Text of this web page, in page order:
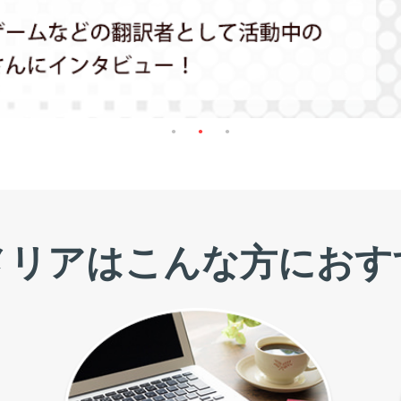
アはこんな方にお